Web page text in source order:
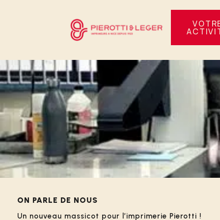
ARCHIVES DE TAGS :
ON PARLE DE NOUS
Un nouveau massicot pour l’imprimerie Pierotti !